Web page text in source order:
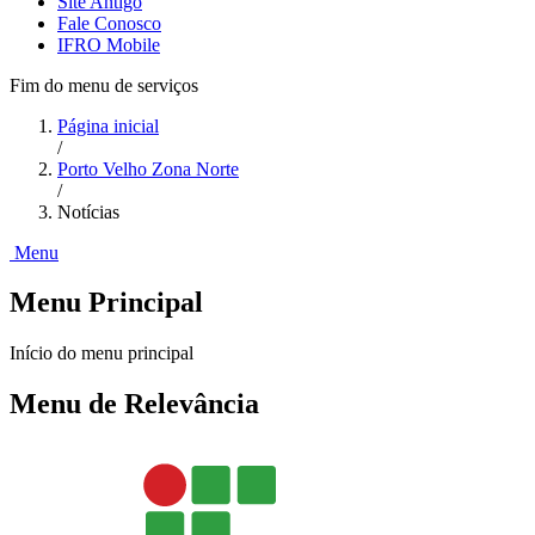
Fale Conosco
IFRO Mobile
Fim do menu de serviços
Página inicial
/
Porto Velho Zona Norte
/
Notícias
Menu
Menu Principal
Início do menu principal
Menu de Relevância